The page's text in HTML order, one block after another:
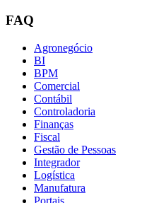
FAQ
Agronegócio
BI
BPM
Comercial
Contábil
Controladoria
Finanças
Fiscal
Gestão de Pessoas
Integrador
Logística
Manufatura